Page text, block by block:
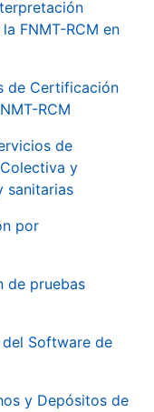
FNMT-RCM en
de Certificación
RCM
de
y
sanitarias
por
de pruebas
Software de
y Depósitos de